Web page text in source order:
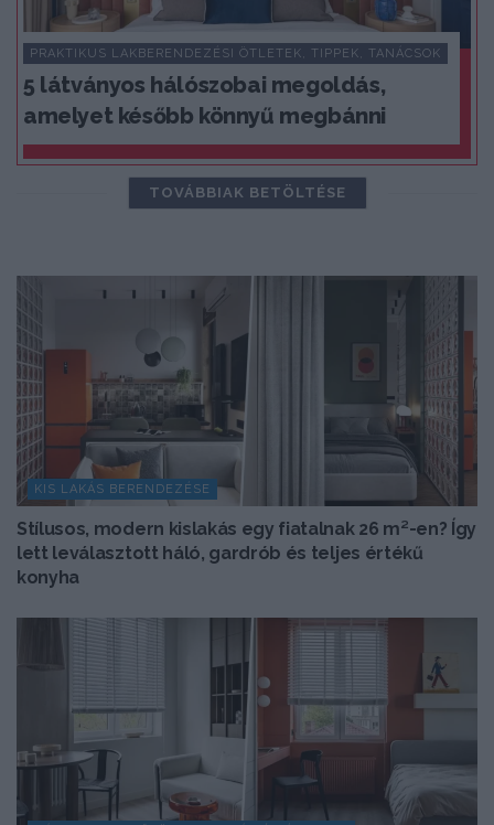
PRAKTIKUS LAKBERENDEZÉSI ÖTLETEK, TIPPEK, TANÁCSOK
5 látványos hálószobai megoldás,
amelyet később könnyű megbánni
TOVÁBBIAK BETÖLTÉSE
KIS LAKÁS BERENDEZÉSE
Stílusos, modern kislakás egy fiatalnak 26 m²-en? Így
lett leválasztott háló, gardrób és teljes értékű
konyha